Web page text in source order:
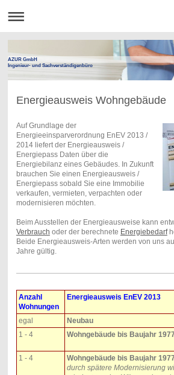
AZUR GmbH
Ingenieur- und Sachverständigenbüro
Energieausweis Wohngebäude
Auf Grundlage der
Energieeinsparverordnung EnEV 2013 /
2014 liefert der Energieausweis /
Energiepass Daten über die
Energiebilanz eines Gebäudes. In Zukunft
brauchen Sie einen Energieausweis /
Energiepass sobald Sie eine Immobilie
verkaufen, vermieten, verpachten oder
modernisieren möchten.
Beim Ausstellen der Energieausweise kann
Verbrauch oder der berechnete Energiebedarf
Beide Energieausweis-Arten werden von uns
Jahre gültig.
Anzahl
Wohnungen
Energieausweis EnEV 2013
egal Neubau
1 - 4
Wohngebäude bis Baujahr 1977
1 - 4
Wohngebäude bis Baujahr 1977
durch spätere Modernisierung